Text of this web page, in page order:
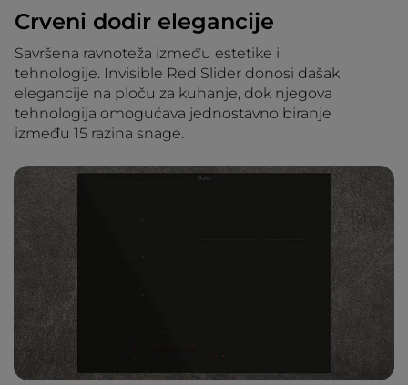
Crveni dodir elegancije
Savršena ravnoteža između estetike i
tehnologije. Invisible Red Slider donosi dašak
elegancije na ploču za kuhanje, dok njegova
tehnologija omogućava jednostavno biranje
između 15 razina snage.